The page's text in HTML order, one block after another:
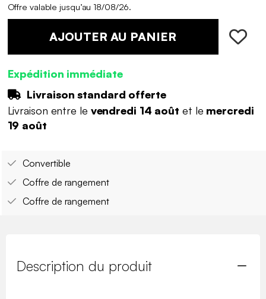
Offre valable jusqu’au 18/08/26.
AJOUTER AU PANIER
Expédition immédiate
Livraison standard offerte
Livraison entre le vendredi 14 août et le mercredi
19 août
Convertible
Coffre de rangement
Coffre de rangement
Description du produit